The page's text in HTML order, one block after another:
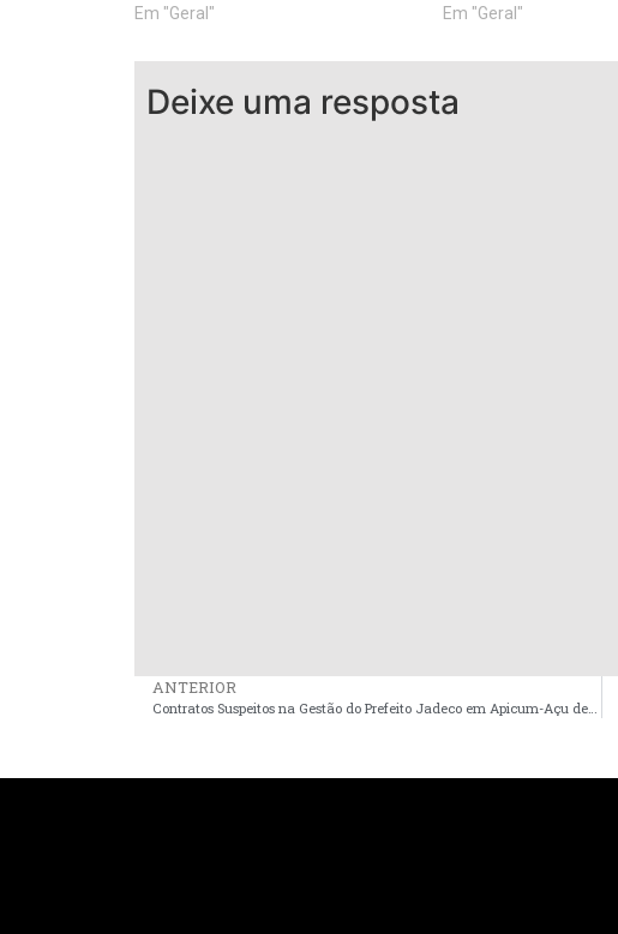
Em "Geral"
Em "Geral"
Deixe uma resposta
ANTERIOR